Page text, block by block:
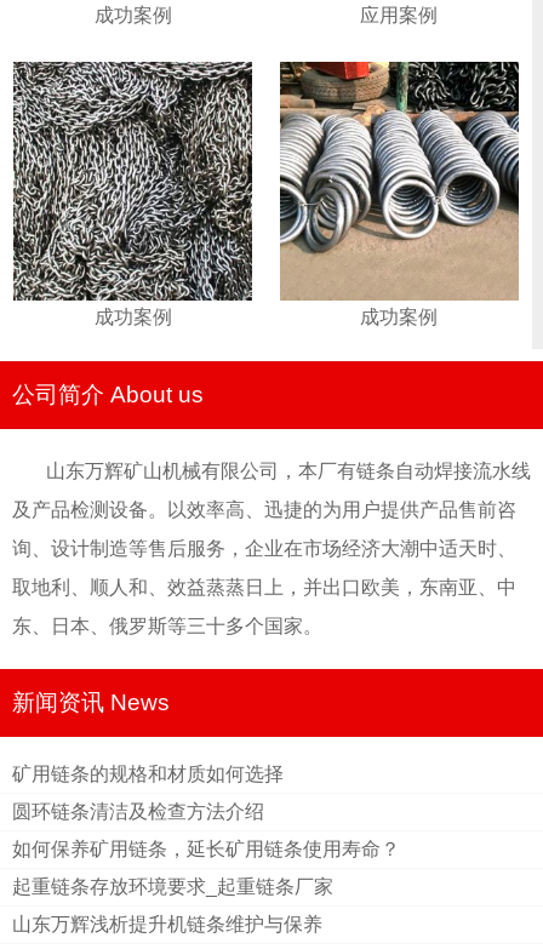
成功案例 ​应用案例
成功案例 成功案例
公司简介 About us
山东万辉矿山机械有限公司，本厂有链条自动焊接流水线
及产品检测设备。以效率高、迅捷的为用户提供产品售前咨
询、设计制造等售后服务，企业在市场经济大潮中适天时、
取地利、顺人和、效益蒸蒸日上，并出口欧美，东南亚、中
东、日本、俄罗斯等三十多个国家。
新闻资讯 News
矿用链条的规格和材质如何选择
圆环链条清洁及检查方法介绍
如何保养矿用链条，延长矿用链条使用寿命？
起重链条存放环境要求_起重链条厂家
山东万辉浅析提升机链条维护与保养